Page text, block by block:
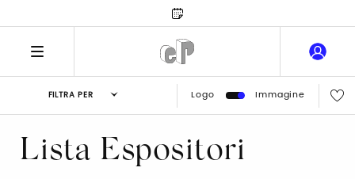
FILTRA PER Logo Immagine
Lista Espositori